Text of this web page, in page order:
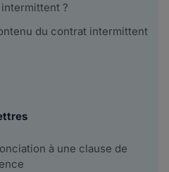
?
du contrat intermittent
à une clause de